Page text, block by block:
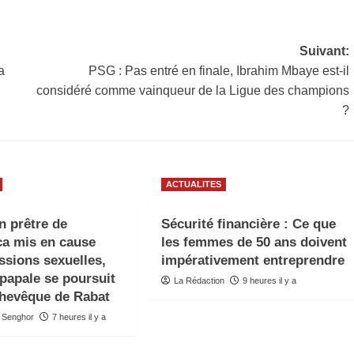
Suivant:
PSG : Pas entré en finale, Ibrahim Mbaye est-il
considéré comme vainqueur de la Ligue des champions
?
prêtre de
mis en cause
sexuelles,
se poursuit
de Rabat
7 heures il y a
ACTUALITES
Sécurité financière : Ce que
les femmes de 50 ans doivent
impérativement entreprendre
La Rédaction 9 heures il y a